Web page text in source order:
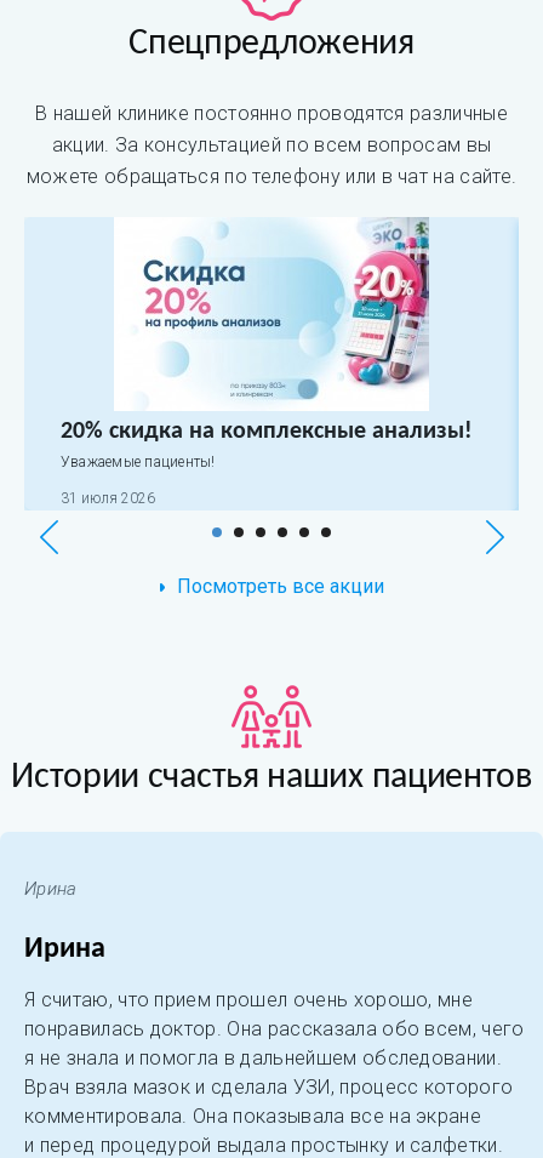
Спецпредложения
В нашей клинике постоянно проводятся различные
акции. За консультацией по всем вопросам вы
можете обращаться по телефону или в чат на сайте.
20% скидка на комплексные анализы!
Уважаемые пациенты!
31 июля 2026
Посмотреть все акции
Истории счастья наших пациентов
Ирина
Ирина
Я считаю, что прием прошел очень хорошо, мне
понравилась доктор. Она рассказала обо всем, чего
я не знала и помогла в дальнейшем обследовании.
Врач взяла мазок и сделала УЗИ, процесс которого
комментировала. Она показывала все на экране
и перед процедурой выдала простынку и салфетки.